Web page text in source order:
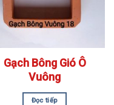
Gạch Bông Gió Ô
Vuông
Đọc tiếp